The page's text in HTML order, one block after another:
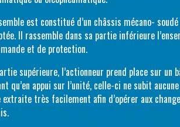
est constitué d’un châssis mécano-
Il rassemble dans sa partie inférieure
et de protection.
supérieure, l’actionneur prend place sur
qu’en appui sur l’unité, celle-ci ne subit
très facilement afin d’opérer aux